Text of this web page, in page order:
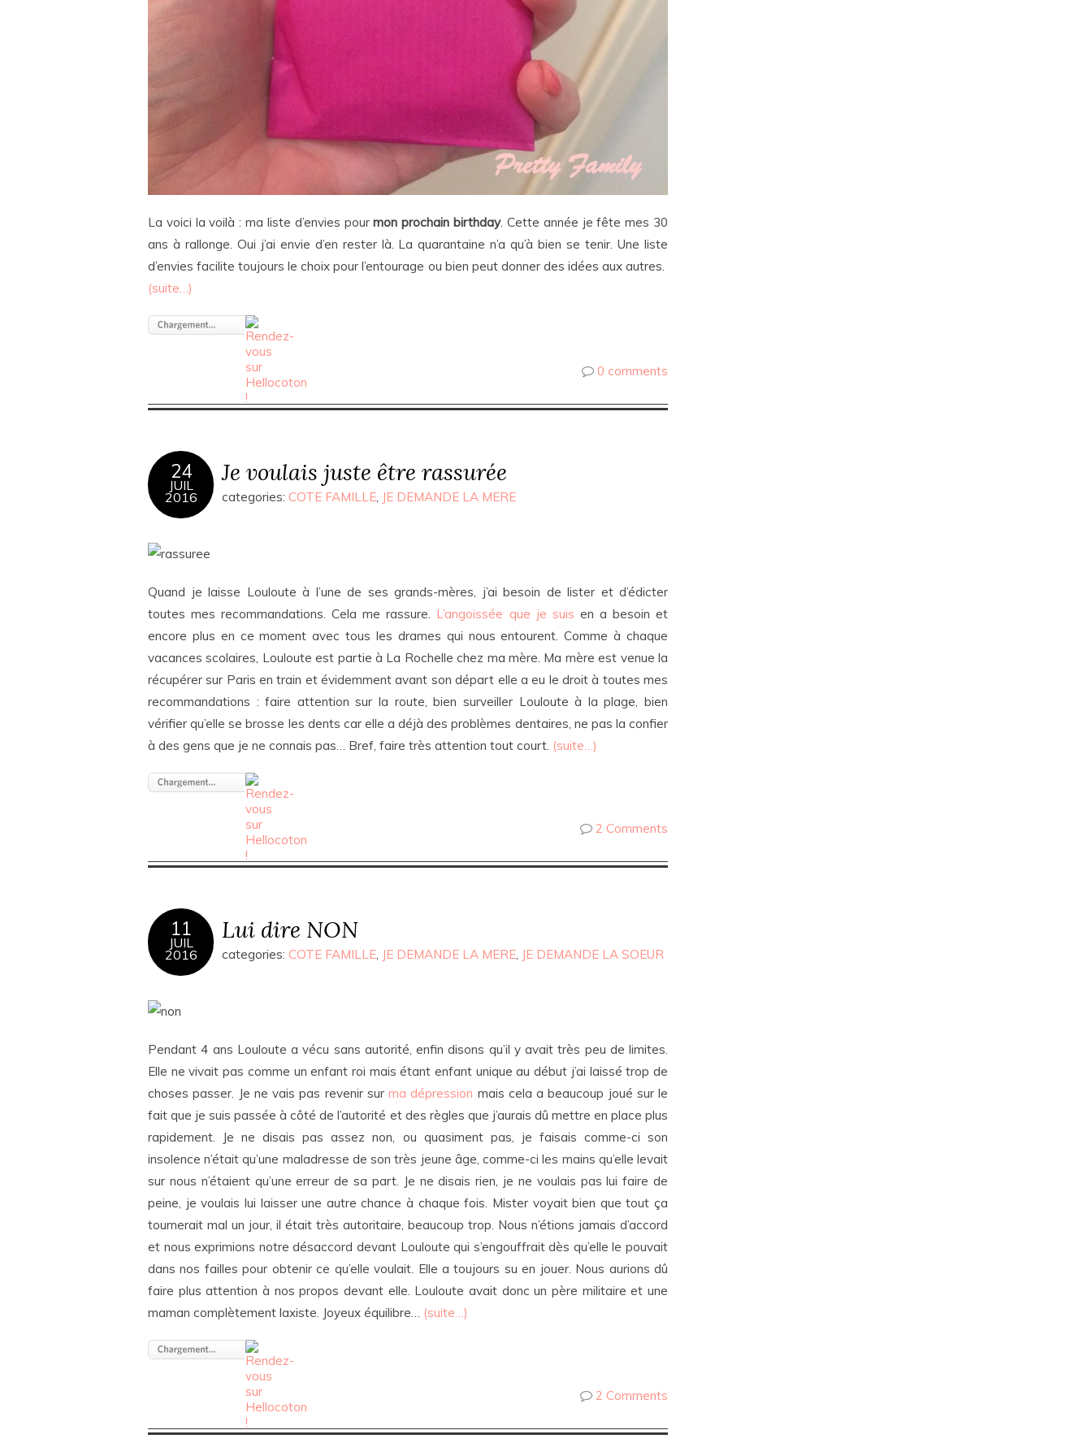
La voici la voilà : ma liste d’envies pourmon prochain birthday. Cette année je fête mes 30
ans à rallonge. Oui j’ai envie d’en rester là. La quarantaine n’a qu’à bien se tenir. Une liste
d’envies facilite toujours le choix pour l’entourage ou bien peut donner des idées aux autres.
(suite…)
0 comments
24
JUIL
2016
Je voulais juste être rassurée
categories: COTE FAMILLE, JE DEMANDE LA MERE
Quand je laisse Louloute à l’une de ses grands-mères, j’ai besoin de lister et d’édicter
toutes mes recommandations. Cela me rassure. L’angoissée que je suis en a besoin et
encore plus en ce moment avec tous les drames qui nous entourent. Comme à chaque
vacances scolaires, Louloute est partie à La Rochelle chez ma mère. Ma mère est venue la
récupérer sur Paris en train et évidemment avant son départ elle a eu le droit à toutes mes
recommandations : faire attention sur la route, bien surveiller Louloute à la plage, bien
vérifier qu’elle se brosse les dents car elle a déjà des problèmes dentaires, ne pas la confier
à des gens que je ne connais pas… Bref, faire très attention tout court. (suite…)
2 Comments
11
JUIL
2016
Lui dire NON
categories: COTE FAMILLE, JE DEMANDE LA MERE, JE DEMANDE LA SOEUR
Pendant 4 ans Louloute a vécu sans autorité, enfin disons qu’il y avait très peu de limites.
Elle ne vivait pas comme un enfant roi mais étant enfant unique au début j’ai laissé trop de
choses passer. Je ne vais pas revenir sur ma dépression mais cela a beaucoup joué sur le
fait que je suis passée à côté de l’autorité et des règles que j’aurais dû mettre en place plus
rapidement. Je ne disais pas assez non, ou quasiment pas, je faisais comme-ci son
insolence n’était qu’une maladresse de son très jeune âge, comme-ci les mains qu’elle levait
sur nous n’étaient qu’une erreur de sa part. Je ne disais rien, je ne voulais pas lui faire de
peine, je voulais lui laisser une autre chance à chaque fois. Mister voyait bien que tout ça
tournerait mal un jour, il était très autoritaire, beaucoup trop. Nous n’étions jamais d’accord
et nous exprimions notre désaccord devant Louloute qui s’engouffrait dès qu’elle le pouvait
dans nos failles pour obtenir ce qu’elle voulait. Elle a toujours su en jouer. Nous aurions dû
faire plus attention à nos propos devant elle. Louloute avait donc un père militaire et une
maman complètement laxiste. Joyeux équilibre… (suite…)
2 Comments